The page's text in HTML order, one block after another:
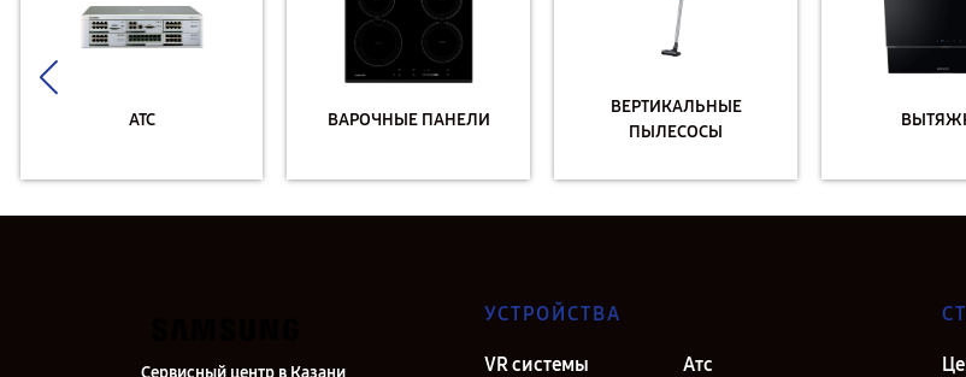
АТС ВАРОЧНЫЕ ПАНЕЛИ
ВЕРТИКАЛЬНЫЕ
ПЫЛЕСОСЫ
Сервисный центр в Казани
УСТРОЙСТВА
VR системы Атс